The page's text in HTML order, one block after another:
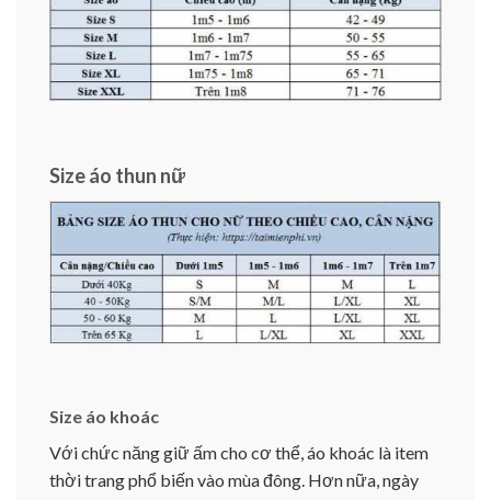
Size áo thun nữ
Size áo khoác
Với chức năng giữ ấm cho cơ thể, áo khoác là item
thời trang phổ biến vào mùa đông. Hơn nữa, ngày